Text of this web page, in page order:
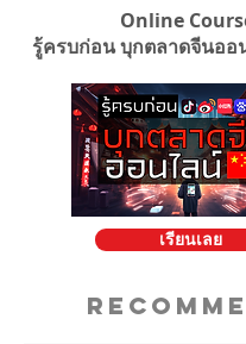
Online
รู้ครบก่อน บุกตลาดจีนออ
เรียนเลย